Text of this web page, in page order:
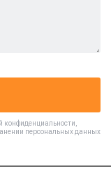
конфиденциальности
персональных данных